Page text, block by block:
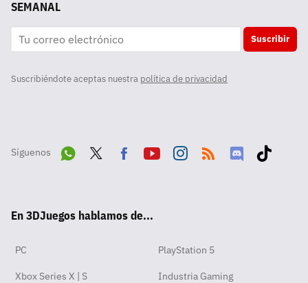
SEMANAL
Suscribir
Suscribiéndote aceptas nuestra política de privacidad
Síguenos
pp
ok
En 3DJuegos hablamos de...
PC PlayStation 5
Xbox Series X | S Industria Gaming